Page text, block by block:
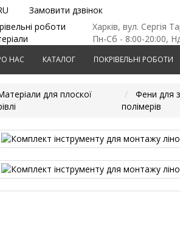
Замовити дзвінок
Харків, вул. Сергія
Пн-Сб - 8:00-20:00,
НАС КАТАЛОГ ПОКРІВЕЛЬНІ РОБОТИ
для плоскої
Фени для
полімерів